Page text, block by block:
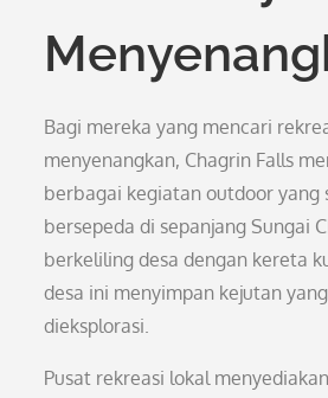
Bagi mereka yang mencari
menyenangkan, Chagrin Falls
berbagai kegiatan outdoor yang
bersepeda di sepanjang Sungai
berkeliling desa dengan kereta
desa ini menyimpan kejutan
dieksplorasi.
Pusat rekreasi lokal